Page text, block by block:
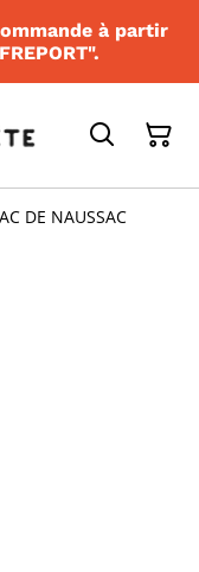
à partir
DE NAUSSAC